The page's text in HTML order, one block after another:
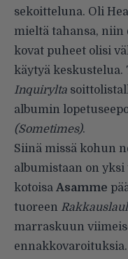
sekoitteluna. Oli
mieltä tahansa,
kovat puheet olisi
käytyä keskustelua.
Inquirylta
albumin
(Sometimes).
Siinä missä kohun
albumistaan on
kotoisa Asamme
tuoreen
marraskuun